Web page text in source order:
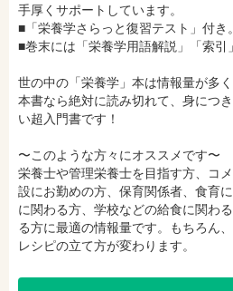
手厚くサポートしています。
■「栄養学さらっと復習テスト」付き。
■巻末には「栄養学用語解説」「索引
世の中の「栄養学」本は情報量が多
本書なら絶対に読み切れて、身につ
い超入門書です！
〜このような方々にオススメです〜
栄養士や管理栄養士を目指す方、コ
設にお勤めの方、保育関係者、食育
に関わる方、学校などの給食に関わ
る方に最適の情報量です。もちろん
レシピの立て方が変わります。
hontoで購入